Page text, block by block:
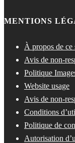
MENTIONS
À propos de ce
Avis de non-
Politique
Website usage
Avis de non-
Conditions
Politique de
Autorisation